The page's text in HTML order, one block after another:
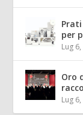
per
Lug
Oro
Lug